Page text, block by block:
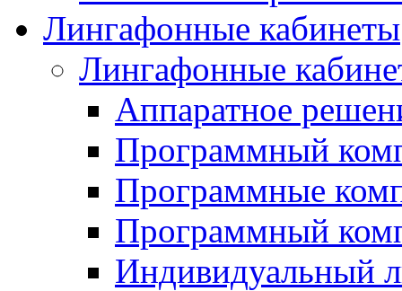
Лингафонные кабинеты
Лингафонные
Аппаратное
Программный
Программные
Программный
Индивидуальный